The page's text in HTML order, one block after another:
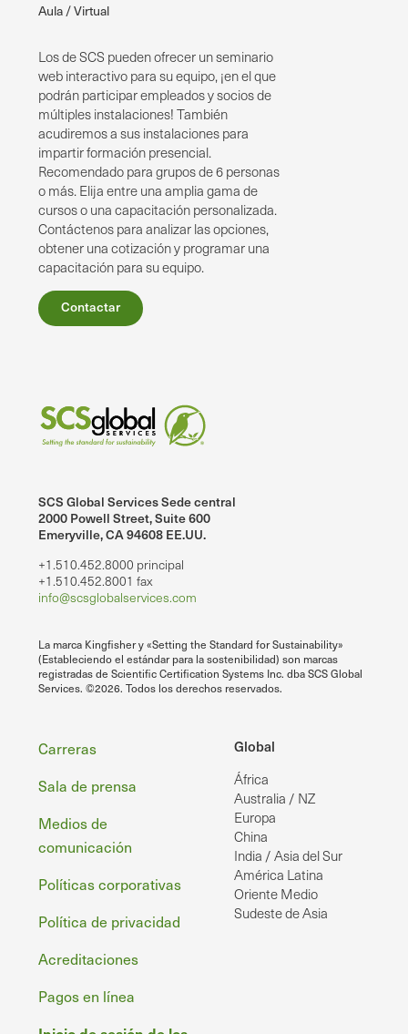
Aula / Virtual
Los de SCS pueden ofrecer un seminario
web interactivo para su equipo, ¡en el que
podrán participar empleados y socios de
múltiples instalaciones! También
acudiremos a sus instalaciones para
impartir formación presencial.
Recomendado para grupos de 6 personas
o más. Elija entre una amplia gama de
cursos o una capacitación personalizada.
Contáctenos para analizar las opciones,
obtener una cotización y programar una
capacitación para su equipo.
Contactar
SCS Global Services Sede central
2000 Powell Street, Suite 600
Emeryville, CA 94608 EE.UU.
+1.510.452.8000 principal
+1.510.452.8001 fax
info@scsglobalservices.com
La marca Kingfisher y «Setting the Standard for Sustainability»
(Estableciendo el estándar para la sostenibilidad) son marcas
registradas de Scientific Certification Systems Inc. dba SCS Global
Services. ©2026. Todos los derechos reservados.
Global
África
Australia / NZ
Europa
China
India / Asia del Sur
América Latina
Oriente Medio
Sudeste de Asia
Pie
de
página
Carreras
Sala de prensa
Medios de
comunicación
Políticas corporativas
Política de privacidad
Acreditaciones
Pagos en línea